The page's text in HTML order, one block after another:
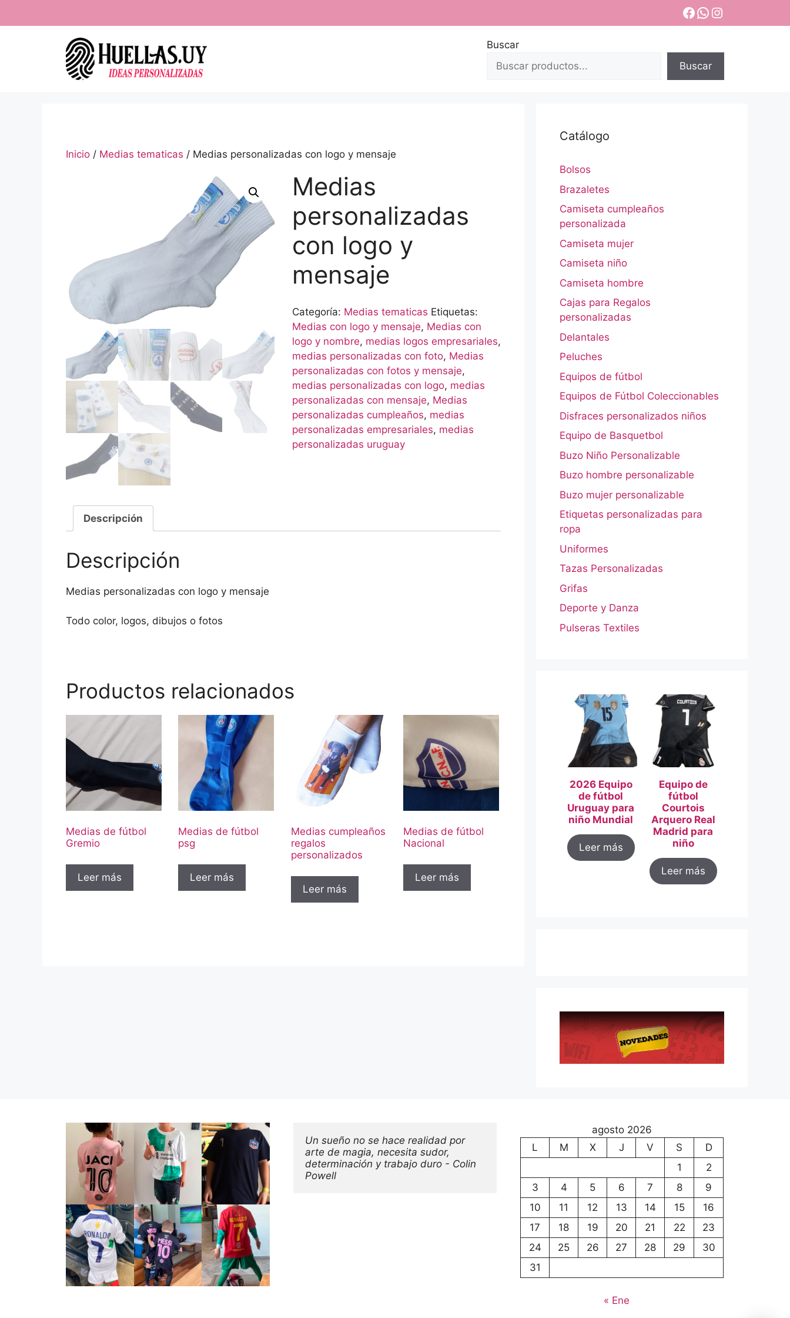
Facebook
WhatsApp
Instagram
Buscar
Buscar
Inicio / Medias tematicas / Medias personalizadas con logo y mensaje
Medias
personalizadas
con logo y
mensaje
Categoría: Medias tematicas Etiquetas:
Medias con logo y mensaje, Medias con
logo y nombre, medias logos empresariales,
medias personalizadas con foto, Medias
personalizadas con fotos y mensaje,
medias personalizadas con logo, medias
personalizadas con mensaje, Medias
personalizadas cumpleaños, medias
personalizadas empresariales, medias
personalizadas uruguay
Descripción
Descripción
Medias personalizadas con logo y mensaje
Todo color, logos, dibujos o fotos
Productos relacionados
Medias de fútbol
Gremio
Leer más
Medias de fútbol
psg
Leer más
Medias cumpleaños
regalos
personalizados
Leer más
Medias de fútbol
Nacional
Leer más
Catálogo
Bolsos
Brazaletes
Camiseta cumpleaños
personalizada
Camiseta mujer
Camiseta niño
Camiseta hombre
Cajas para Regalos
personalizadas
Delantales
Peluches
Equipos de fútbol
Equipos de Fútbol Coleccionables
Disfraces personalizados niños
Equipo de Basquetbol
Buzo Niño Personalizable
Buzo hombre personalizable
Buzo mujer personalizable
Etiquetas personalizadas para
ropa
Uniformes
Tazas Personalizadas
Grifas
Deporte y Danza
Pulseras Textiles
2026 Equipo
de fútbol
Uruguay para
niño Mundial
Leer más
Equipo de
fútbol
Courtois
Arquero Real
Madrid para
niño
Leer más
Un sueño no se hace realidad por
arte de magia, necesita sudor,
determinación y trabajo duro - Colin
Powell
agosto 2026
L
M X J V S
D
1
2
3
4 5 6 7 8
9
10
11 12 13 14 15
16
17
18 19 20 21 22
23
24
25 26 27 28 29
30
31
« Ene